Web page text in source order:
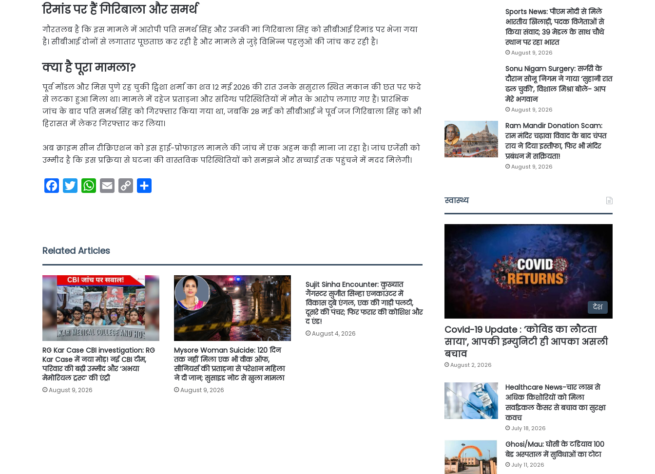
रिमांड पर हैं गिरिबाला और समर्थ
गौरतलब है कि इस मामले में आरोपी पति समर्थ सिंह और उनकी मां गिरिबाला सिंह को सीबीआई रिमांड पर भेजा गया
है। सीबीआई दोनों से लगातार पूछताछ कर रही है और मामले से जुड़े विभिन्न पहलुओं की जांच कर रही है।
क्या है पूरा मामला?
पूर्व मॉडल और मिस पुणे रह चुकी ट्विशा शर्मा का शव 12 मई 2026 की रात उनके ससुराल स्थित मकान की छत पर फंदे
से लटका हुआ मिला था। मामले में दहेज प्रताड़ना और संदिग्ध परिस्थितियों में मौत के आरोप लगाए गए हैं। प्रारंभिक
जांच के बाद पति समर्थ सिंह को गिरफ्तार किया गया था, जबकि 28 मई को सीबीआई ने पूर्व जज गिरिबाला सिंह को भी
हिरासत में लेकर गिरफ्तार कर लिया।
अब क्राइम सीन रीक्रिएशन को इस हाई-प्रोफाइल मामले की जांच में एक अहम कड़ी माना जा रहा है। जांच एजेंसी को
उम्मीद है कि इस प्रक्रिया से घटना की वास्तविक परिस्थितियों को समझने और सच्चाई तक पहुंचने में मदद मिलेगी।
o
k
r
W
p
p
k
Related Articles
RG Kar Case CBI investigation: RG
Kar Case में नया मोड़! नई CBI टीम,
परिवार की बढ़ी उम्मीद और ‘अभया
मेमोरियल ट्रस्ट’ की एंट्री
August 9, 2026
Mysore Woman Suicide: 120 दिन
तक नहीं मिला एक भी वीक ऑफ,
सीनियर्स की प्रताड़ना से परेशान महिला
ने दी जान; सुसाइड नोट से खुला मामला
August 9, 2026
Sujit Sinha Encounter: कुख्यात
गैंगस्टर सुजीत सिन्हा एनकाउंटर में
विकास दुबे एंगल, एक की गाड़ी पलटी,
दूसरे की पंचर; फिर फरार की कोशिश और
द एंड!
August 4, 2026
Sports News: पीएम मोदी से मिले
भारतीय खिलाड़ी, पदक विजेताओं से
किया संवाद; 39 मेडल के साथ चौथे
स्थान पर रहा भारत
August 9, 2026
Sonu Nigam Surgery: सर्जरी के
दौरान सोनू निगम ने गाया ‘सुहानी रात
ढल चुकी’, विशाल मिश्रा बोले- आप
मेरे भगवान
August 9, 2026
Ram Mandir Donation Scam:
राम मंदिर चढ़ावा विवाद के बाद चंपत
राय ने दिया इस्तीफा, फिर भी मंदिर
प्रबंधन में सक्रियता!
August 9, 2026
स्वास्थ्य
देश
Covid-19 Update : ‘कोविड का लौटता
साया’, आपकी इम्युनिटी ही आपका असली
बचाव
August 2, 2026
Healthcare News-चार लाख से
अधिक किशोरियों को मिला
सर्वाइकल कैंसर से बचाव का सुरक्षा
कवच
July 18, 2026
Ghosi/Mau: घोसी के टडियाव 100
बेड अस्पताल में सुविधाओं का टोटा
July 11, 2026